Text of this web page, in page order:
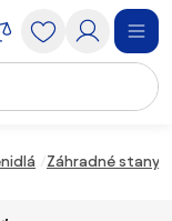
Záhradné stany